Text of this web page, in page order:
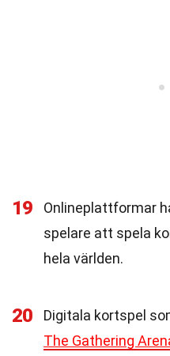
19
Onlineplattformar
spelare att spela
hela världen.
20 Digitala kortspel
The Gathering